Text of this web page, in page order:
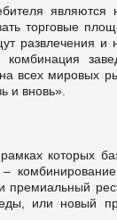
являются
торговые
развлечения и
всех мировых
и вновь».
которых
премиальный
или новый